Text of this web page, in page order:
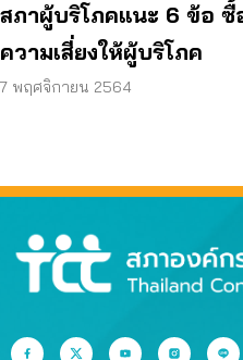
สภาผู้บริโภคแนะ 6 ข้อ
ความเสี่ยงให้ผู้บริโภค
7 พฤศจิกายน 2564